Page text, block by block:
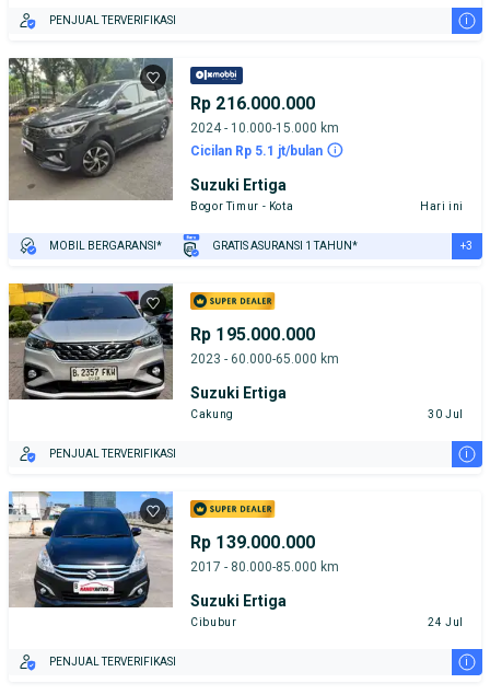
PENJUAL TERVERIFIKASI i
Rp 216.000.000
2024 - 10.000-15.000 km
Cicilan Rp 5.1 jt/bulan
Suzuki Ertiga
Bogor Timur - Kota Hari ini
MOBIL BERGARANSI* GRATIS ASURANSI 1 TAHUN*
PENJUAL TERVERIFIKASI
+3
Rp 195.000.000
2023 - 60.000-65.000 km
Suzuki Ertiga
Cakung 30 Jul
PENJUAL TERVERIFIKASI i
Rp 139.000.000
2017 - 80.000-85.000 km
Suzuki Ertiga
Cibubur 24 Jul
PENJUAL TERVERIFIKASI i